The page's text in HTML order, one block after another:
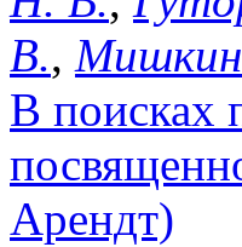
В.,
В поисках
Арендт)